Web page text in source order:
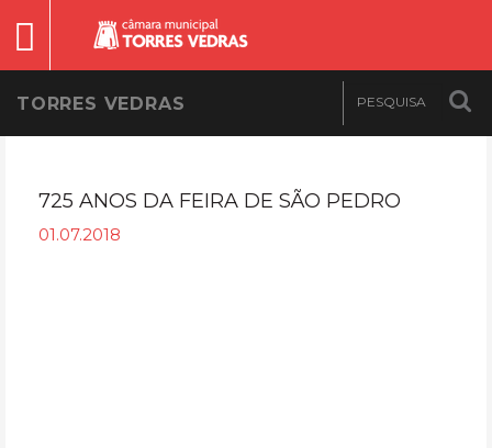
TORRES VEDRAS
725 ANOS DA FEIRA DE SÃO PEDRO
01.07.2018